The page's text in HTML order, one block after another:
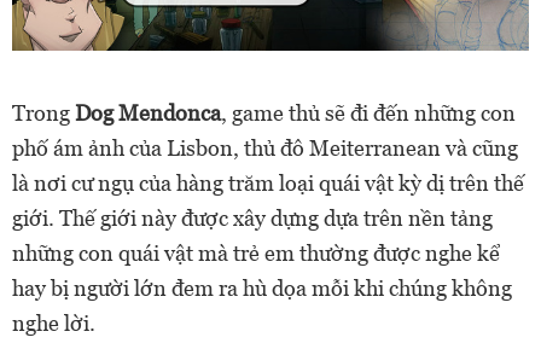
TrongDog Mendonca, game thủ sẽ đi đến những con
phố ám ảnh của Lisbon, thủ đô Meiterranean và cũng
là nơi cư ngụ của hàng trăm loại quái vật kỳ dị trên thế
giới. Thế giới này được xây dựng dựa trên nền tảng
những con quái vật mà trẻ em thường được nghe kể
hay bị người lớn đem ra hù dọa mỗi khi chúng không
nghe lời.